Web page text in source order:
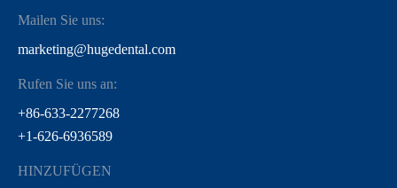
Mailen Sie uns:
marketing@hugedental.com
Rufen Sie uns an:
+86-633-2277268
+1-626-6936589
HINZUFÜGEN